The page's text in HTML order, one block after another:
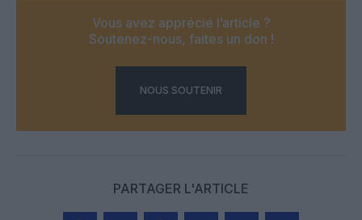
Vous avez apprécié l’article ?
Soutenez-nous, faites un don !
NOUS SOUTENIR
PARTAGER L'ARTICLE